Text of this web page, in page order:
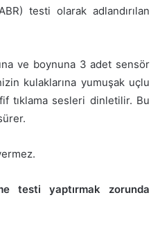
testi olarak adlandırılan
ve boynuna 3 adet sensör
kulaklarına yumuşak uçlu
tıklama sesleri dinletilir. Bu
testi yaptırmak zorunda